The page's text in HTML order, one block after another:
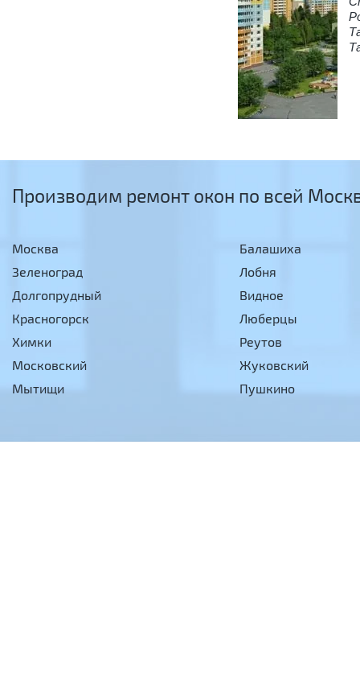
Производим ремонт окон по всей
Москва
Зеленоград
Долгопрудный
Красногорск
Химки
Московский
Мытищи
Балашиха
Лобня
Видное
Люберцы
Реутов
Жуковский
Пушкино